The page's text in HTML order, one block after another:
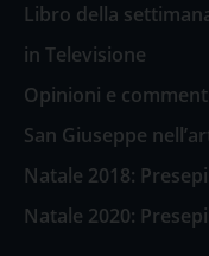
Libro della
in Televisione
Opinioni e
San Giuseppe
Natale 2018:
Natale 2020: